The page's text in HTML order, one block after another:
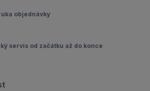
objednávky
servis od začátku až do konce